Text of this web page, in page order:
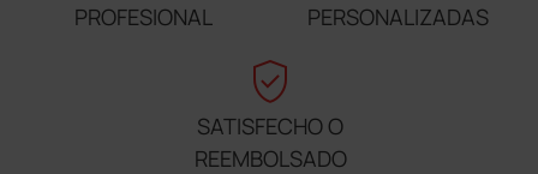
PROFESIONAL
PERSONALIZADAS
verified_user
SATISFECHO O
REEMBOLSADO